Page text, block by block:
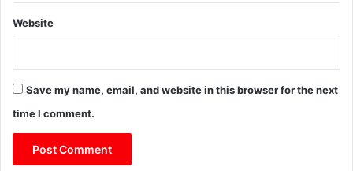
Website
Save my name, email, and website in this browser for the next
time I comment.